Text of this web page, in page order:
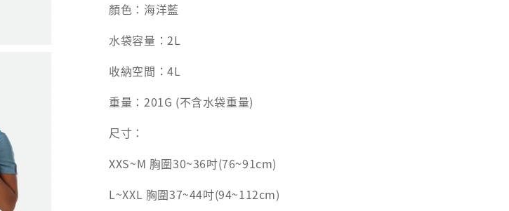
顏色：海洋藍
水袋容量：2L
收納空間：4L
重量：201G (不含水袋重量)
尺寸：
XXS~M 胸圍30~36吋(76~91cm)
L~XXL 胸圍37~44吋(94~112cm)